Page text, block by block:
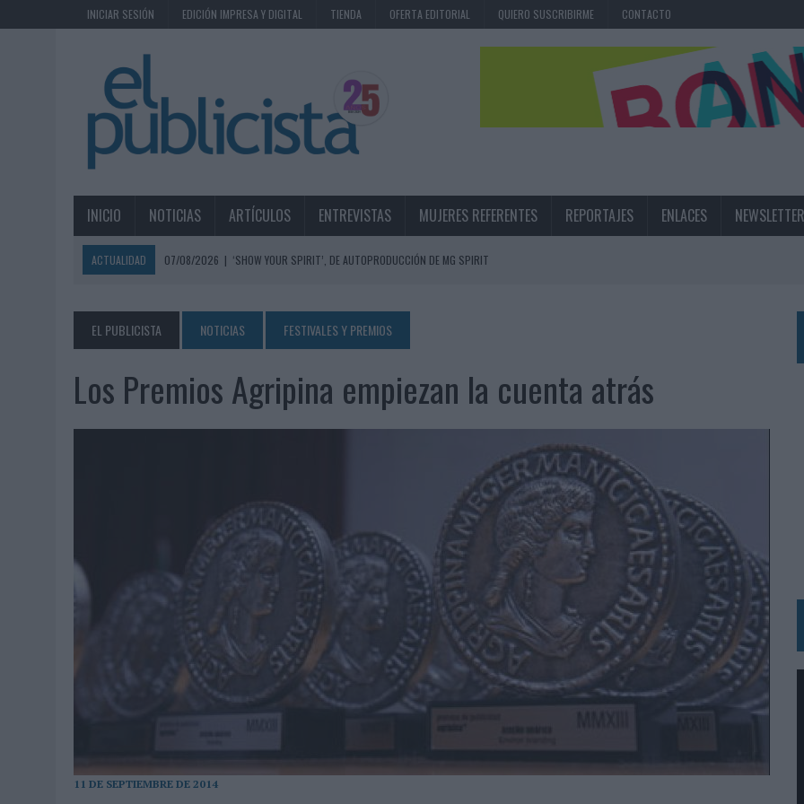
INICIAR SESIÓN EDICIÓN IMPRESA Y DIGITAL TIENDA OFERTA EDITORIAL QUIERO SUSCRIBIRME CONTACTO
INICIO NOTICIAS ARTÍCULOS ENTREVISTAS MUJERES REFERENTES REPORTAJES ENLACES NEWSLETTER
ACTUALIDAD 07/08/2026 | ‘SHOW YOUR SPIRIT’, DE AUTOPRODUCCIÓN DE MG SPIRIT
07/08/2026 | MG SPIRIT RELANZA SU MARCA CON UNA ESTRATEGIA 360º CENTRADA EN EL ORIGEN BARCELONÉS
07/08/2026
PATRÓN CONVIERTE EL NUEVO SINGLE DE ARÓN PIPER EN UNA EXPERIENCIA DE MARCA EN IBIZA
07/08/2026 | EL VERANO PONE A PRUEBA LA ESTRATEGIA DIGITAL DE LAS MARCAS
CUANDO SE APAGUE EL SOL, EL ECLIPSE DE 2026 PONDRÁ A PRUEBA LA CREATIVIDAD DE LAS MARCAS
SIETE DE CADA DIEZ EMPRESAS ESPAÑOLAS NO INTEGRAN LA INFANCIA EN SU ESTRATEGIA
LA TELEVISIÓN SIGUE LIDERANDO EL CONSUMO DE MEDIOS EN VERANO Y SUPERA AL MÓVIL COMO DISPOSITIVO MÁS UTILIZADO
EL USO DE LA IA GENERATIVA ALCANZA YA AL 62% DE LOS ESPAÑOLES
SYSTEM1 NOMBRA A KIMBERLY BASTONI COMO NUEVA DIRECTORA COMERCIAL GLOBAL
FRIGO Y UNIQLO LANZAN UNA COLECCIÓN PERSONALIZABLE INSPIRADA EN CORNETTO, CALIPPO Y SOLERO
LA IA ESTÁ SUBIENDO EL LISTÓN DE LA CREATIVIDAD
BEON WORLDWIDE LANZA RAÍZ URBANA PARA TRANSFORMAR EL PATRIMONIO HISTÓRICO EN ACTIVOS CULTURALES Y ECONÓMICOS
FABRA COMUNICACIÓN INCORPORA A CASONÁ Y ASUME LA GESTIÓN DE SUS RELACIONES CON LOS MEDIOS
LOPESAN HOTELS & RESORTS ACERCA EL PARAÍSO CANARIO EN SU ÚLTIMA CAMPAÑA INTERNACIONAL
05/08/2026 | LUIS ARQUILLOS (BURGO DE ARIAS): “LA CONSTRUCCIÓN DE MARCA A LARGO PLAZO Y LA MEDICIÓN SON DOS CARAS DE LA MISMA
EL PUBLICISTA NOTICIAS FESTIVALES Y PREMIOS
Los Premios Agripina empiezan la cuenta atrás
11 DE SEPTIEMBRE DE 2014